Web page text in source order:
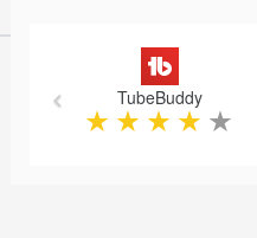
TubeBuddy
★ ★ ★ ★ ★